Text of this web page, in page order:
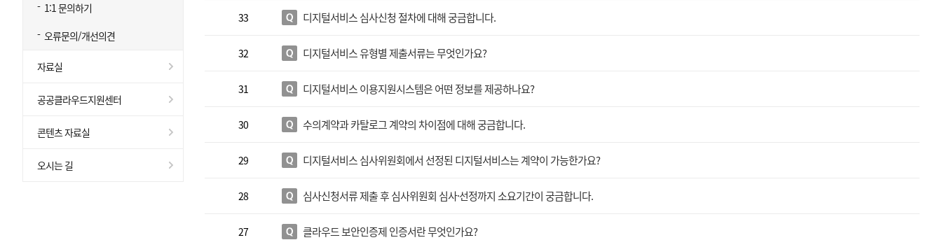
1:1 문의하기
오류문의/개선의견
자료실
공공클라우드지원센터
콘텐츠 자료실
오시는 길
33 디지털서비스 심사신청 절차에 대해 궁금합니다.
32 디지털서비스 유형별 제출서류는 무엇인가요?
31 디지털서비스 이용지원시스템은 어떤 정보를 제공하나요?
30 수의계약과 카탈로그 계약의 차이점에 대해 궁금합니다.
29 디지털서비스 심사위원회에서 선정된 디지털서비스는 계약이 가능한가요?
28 심사신청서류 제출 후 심사위원회 심사·선정까지 소요기간이 궁금합니다.
27 클라우드 보안인증제 인증서란 무엇인가요?